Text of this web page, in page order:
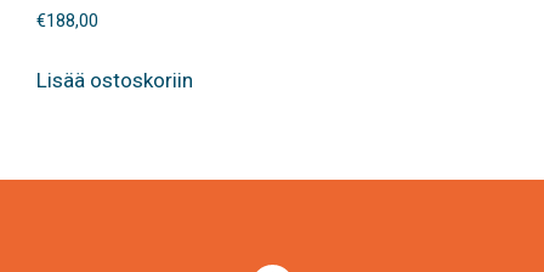
€188,00
Lisää ostoskoriin